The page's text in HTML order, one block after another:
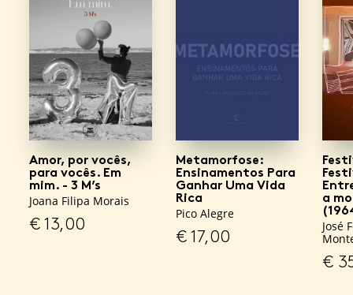
Amor, por vocês,
para vocês. Em
mim. - 3 M’s
Joana Filipa Morais
€13,00
Metamorfose:
Ensinamentos Para
Ganhar Uma Vida
Rica
Pico Alegre
€17,00
a
José
€